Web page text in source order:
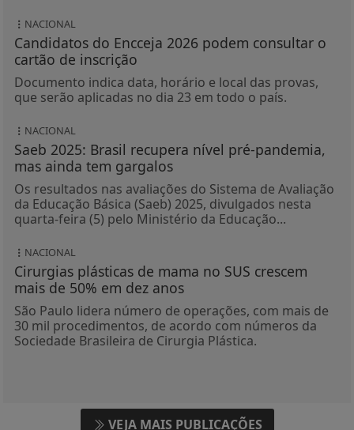
NACIONAL
Candidatos do Encceja 2026 podem consultar o
cartão de inscrição
Documento indica data, horário e local das provas,
que serão aplicadas no dia 23 em todo o país.
NACIONAL
Saeb 2025: Brasil recupera nível pré-pandemia,
mas ainda tem gargalos
Os resultados nas avaliações do Sistema de Avaliação
da Educação Básica (Saeb) 2025, divulgados nesta
quarta-feira (5) pelo Ministério da Educação...
NACIONAL
Cirurgias plásticas de mama no SUS crescem
mais de 50% em dez anos
São Paulo lidera número de operações, com mais de
30 mil procedimentos, de acordo com números da
Sociedade Brasileira de Cirurgia Plástica.
VEJA MAIS PUBLICAÇÕES